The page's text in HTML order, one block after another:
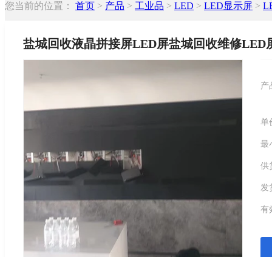
您当前的位置： 首页 > 产品 > 工业品 > LED > LED显示屏 >
盐城回收液晶拼接屏LED屏盐城回收维修
产
单
最
供
发
有